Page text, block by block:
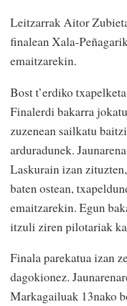
Leitzarrak Aitor
finalean Xala-
emaitzarekin.
Bost t’erdiko
Finalerdi bakarra
zuzenean sailkatu
arduradunek.
Laskurain izan
baten ostean,
emaitzarekin. Egun
itzuli ziren pilotariak
Finala parekatua izan
dagokionez.
Markagailuak 13nako